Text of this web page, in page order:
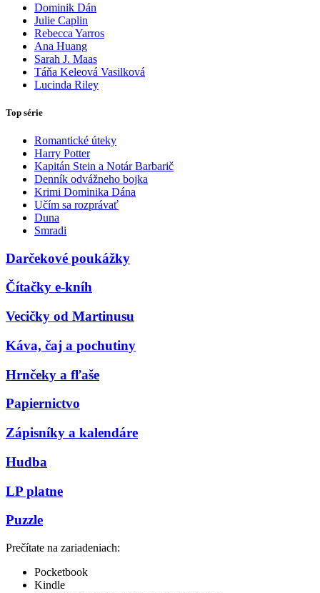
Dominik Dán
Julie Caplin
Rebecca Yarros
Ana Huang
Sarah J. Maas
Táňa Keleová Vasilková
Lucinda Riley
Top série
Romantické úteky
Harry Potter
Kapitán Stein a Notár Barbarič
Denník odvážneho bojka
Krimi Dominika Dána
Učím sa rozprávať
Duna
Smradi
Darčekové poukážky
Čítačky e-kníh
Vecičky od Martinusu
Káva, čaj a pochutiny
Hrnčeky a fľaše
Papiernictvo
Zápisníky a kalendáre
Hudba
LP platne
Puzzle
Prečítate na zariadeniach:
Pocketbook
Kindle